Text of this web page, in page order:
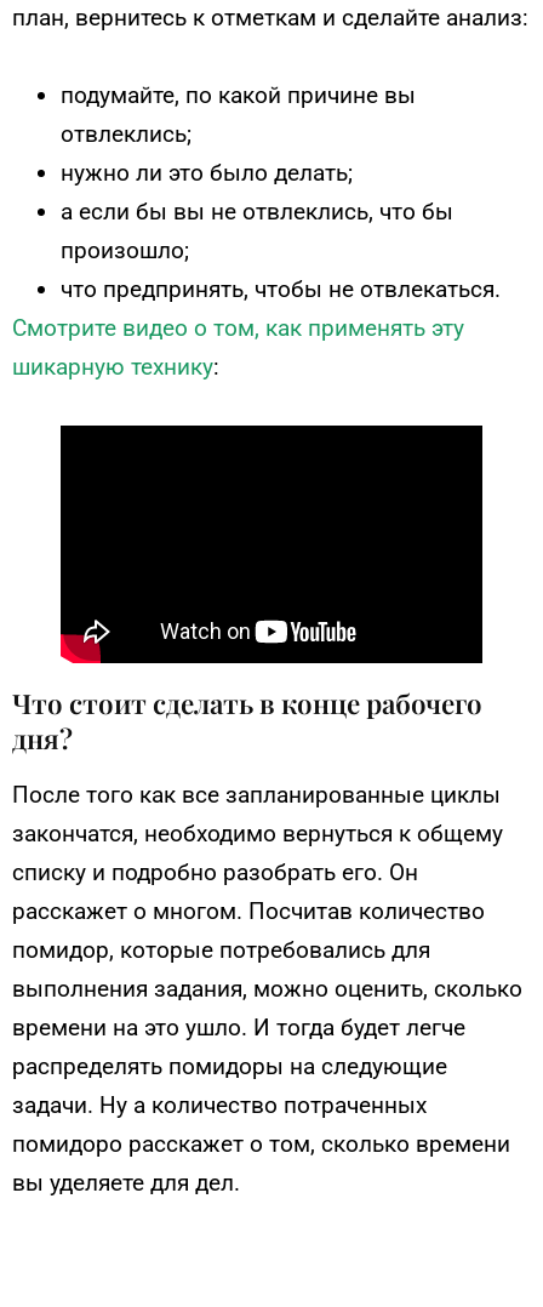
план, вернитесь к отметкам и сделайте анализ:
подумайте, по какой причине вы
отвлеклись;
нужно ли это было делать;
а если бы вы не отвлеклись, что бы
произошло;
что предпринять, чтобы не отвлекаться.
Смотрите видео о том, как применять эту
шикарную технику:
Что стоит сделать в конце рабочего
дня?
После того как все запланированные циклы
закончатся, необходимо вернуться к общему
списку и подробно разобрать его. Он
расскажет о многом. Посчитав количество
помидор, которые потребовались для
выполнения задания, можно оценить, сколько
времени на это ушло. И тогда будет легче
распределять помидоры на следующие
задачи. Ну а количество потраченных
помидоро расскажет о том, сколько времени
вы уделяете для дел.